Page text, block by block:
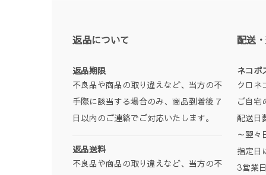
返品について
返品期限
不良品や商品の取り違えなど、当方の不
手際に該当する場合のみ、商品到着後７
日以内のご連絡でご対応いたします。
返品送料
不良品や商品の取り違えなど、当方の不
配送
ネコポ
クロネ
ご自宅
配送日
～翌々
指定日
3営業